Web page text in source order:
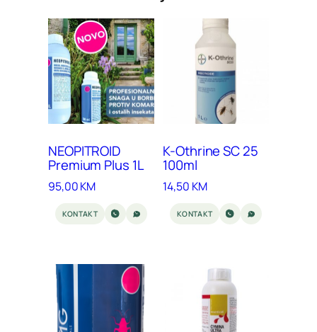
NEOPITROID
Premium Plus 1L
95,00KM
KONTAKT
K-Othrine SC 25
100ml
14,50 KM
KONTAKT